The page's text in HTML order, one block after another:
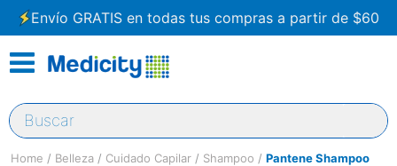
Envío GRATIS en todas tus compras a partir de $60
Buscar
Belleza Cuidado Capilar Shampoo
Pantene Shampoo